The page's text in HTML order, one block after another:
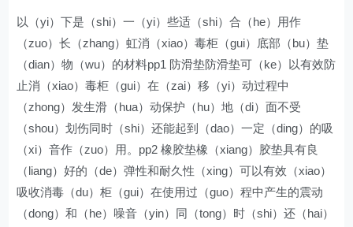
以（yi）下是（shi）一（yi）些适（shi）合（he）用作
（zuo）长（zhang）虹消（xiao）毒柜（gui）底部（bu）垫
（dian）物（wu）的材料pp1 防滑垫防滑垫可（ke）以有效防
止消（xiao）毒柜（gui）在（zai）移（yi）动过程中
（zhong）发生滑（hua）动保护（hu）地（di）面不受
（shou）划伤同时（shi）还能起到（dao）一定（ding）的吸
（xi）音作（zuo）用。pp2 橡胶垫橡（xiang）胶垫具有良
（liang）好的（de）弹性和耐久性（xing）可以有效（xiao）
吸收消毒（du）柜（gui）在使用过（guo）程中产生的震动
（dong）和（he）噪音（yin）同（tong）时（shi）还（hai）